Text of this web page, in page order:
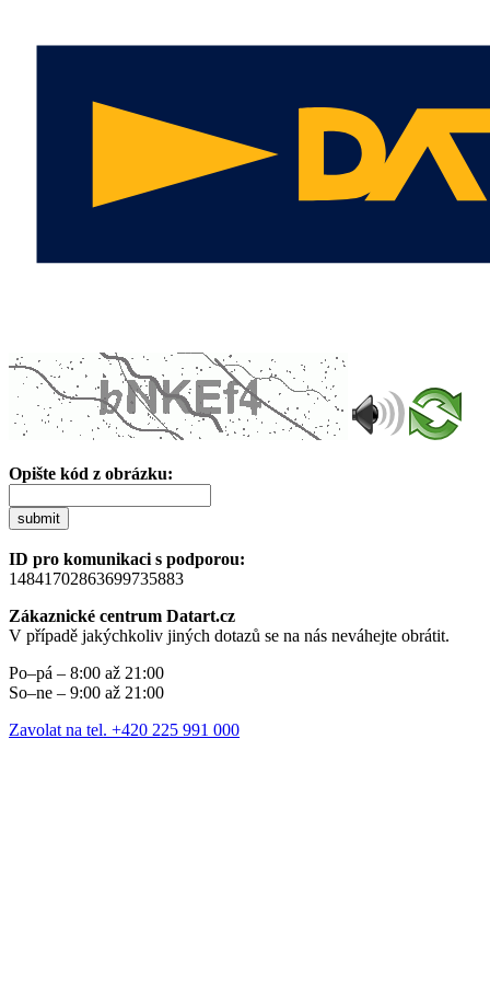
Opište kód z obrázku:
submit
ID pro komunikaci s podporou:
14841702863699735883
Zákaznické centrum Datart.cz
V případě jakýchkoliv jiných dotazů se na nás neváhejte obrátit.
Po–pá – 8:00 až 21:00
So–ne – 9:00 až 21:00
Zavolat na tel. +420 225 991 000